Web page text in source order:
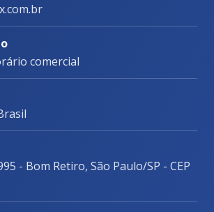
comercial
- Bom Retiro, São Paulo/SP - CEP